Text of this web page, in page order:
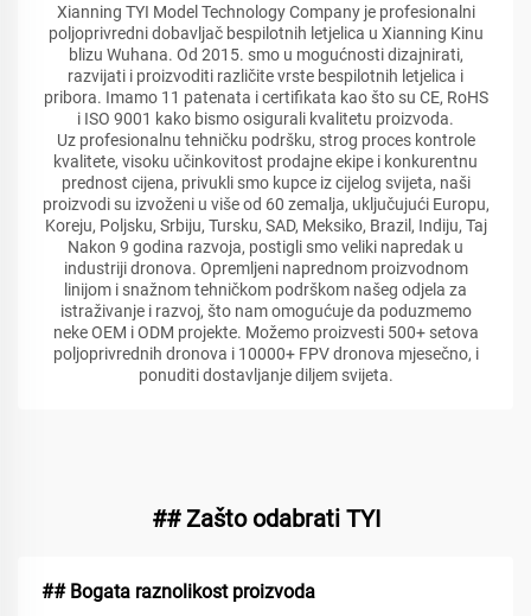
Xianning TYI Model Technology Company je profesionalni
poljoprivredni dobavljač bespilotnih letjelica u Xianning Kinu
blizu Wuhana. Od 2015. smo u mogućnosti dizajnirati,
razvijati i proizvoditi različite vrste bespilotnih letjelica i
pribora. Imamo 11 patenata i certifikata kao što su CE, RoHS
i ISO 9001 kako bismo osigurali kvalitetu proizvoda.
Uz profesionalnu tehničku podršku, strog proces kontrole
kvalitete, visoku učinkovitost prodajne ekipe i konkurentnu
prednost cijena, privukli smo kupce iz cijelog svijeta, naši
proizvodi su izvoženi u više od 60 zemalja, uključujući Europu,
Koreju, Poljsku, Srbiju, Tursku, SAD, Meksiko, Brazil, Indiju, Taj
Nakon 9 godina razvoja, postigli smo veliki napredak u
industriji dronova. Opremljeni naprednom proizvodnom
linijom i snažnom tehničkom podrškom našeg odjela za
istraživanje i razvoj, što nam omogućuje da poduzmemo
neke OEM i ODM projekte. Možemo proizvesti 500+ setova
poljoprivrednih dronova i 10000+ FPV dronova mjesečno, i
ponuditi dostavljanje diljem svijeta.
## Zašto odabrati TYI
## Bogata raznolikost proizvoda